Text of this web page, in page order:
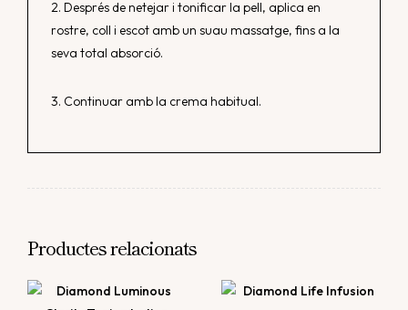
2. Després de netejar i tonificar la pell, aplica en
rostre, coll i escot amb un suau massatge, fins a la
seva total absorció.
3. Continuar amb la crema habitual.
Productes relacionats